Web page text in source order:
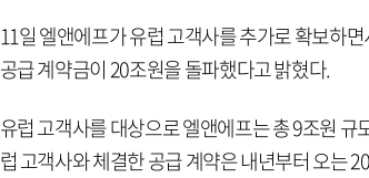
11일 엘앤에프가 유럽 고객사를 추가로 확보하
공급 계약금이 20조원을 돌파했다고 밝혔다.
유럽 고객사를 대상으로 엘앤에프는 총 9조원
럽 고객사와 체결한 공급 계약은 내년부터 오는